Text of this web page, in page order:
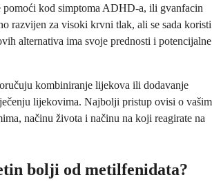
pomoći kod simptoma ADHD-a, ili gvanfacin
razvijen za visoki krvni tlak, ali se sada koristi
alternativa ima svoje prednosti i potencijalne
kombiniranje lijekova ili dodavanje
lijekovima. Najbolji pristup ovisi o vašim
načinu života i načinu na koji reagirate na
bolji od metilfenidata?